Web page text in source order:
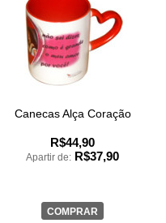
Canecas Alça Coração
R$44,90
Apartir de: R$37,90
COMPRAR